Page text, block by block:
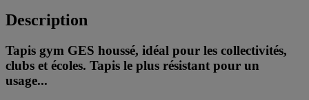
Description
Tapis gym GES houssé, idéal pour les collectivités,
clubs et écoles. Tapis le plus résistant pour un
usage...